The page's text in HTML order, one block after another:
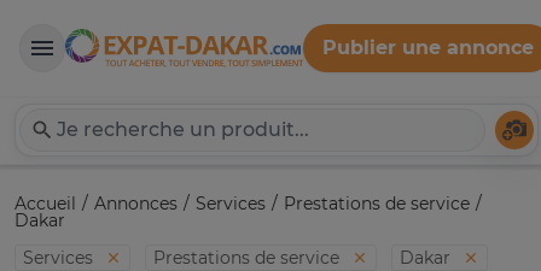
Expat-Dakar
Publier une annonce
Accueil Annonces Services Prestations de service
Dakar
Services
Prestations de service
Dakar